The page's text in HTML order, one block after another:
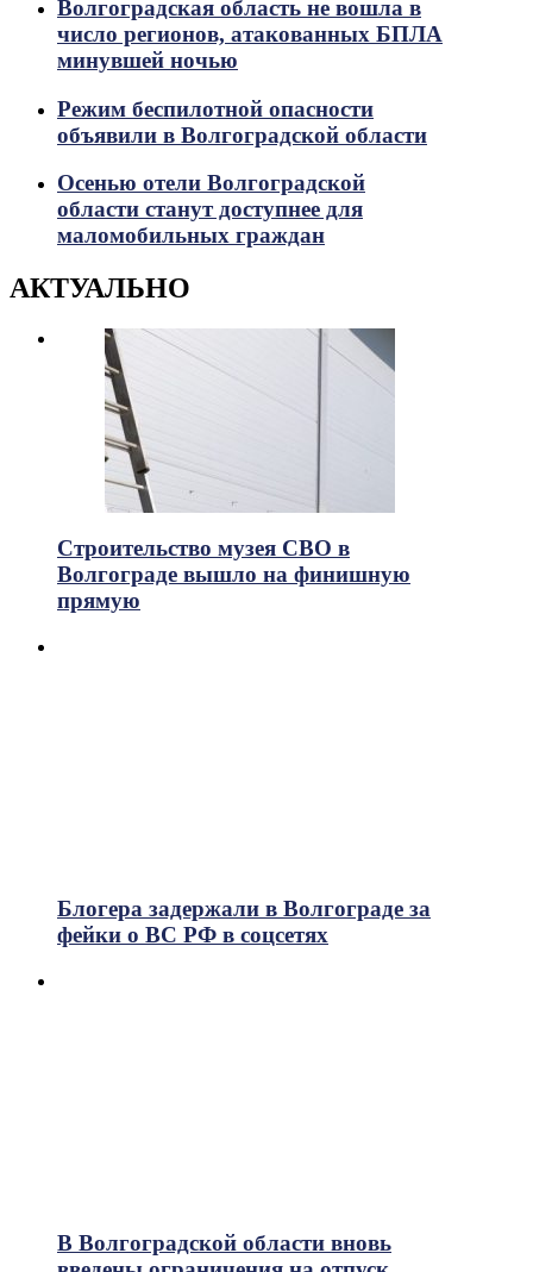
Волгоградская область не вошла в
число регионов, атакованных БПЛА
минувшей ночью
Режим беспилотной опасности
объявили в Волгоградской области
Осенью отели Волгоградской
области станут доступнее для
маломобильных граждан
АКТУАЛЬНО
Строительство музея СВО в
Волгограде вышло на финишную
прямую
Блогера задержали в Волгограде за
фейки о ВС РФ в соцсетях
В Волгоградской области вновь